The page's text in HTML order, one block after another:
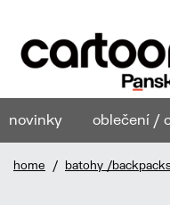
novinky oblečení /
home / batohy /